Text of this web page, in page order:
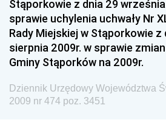
Dziennik Urzędowy Ministerstwa
Chemicznego i Lekkiego
Dziennik Urzędowy Ministerstwa
Gospodarki Żywnościowej
Społecznej
Dziennik Urzędowy Ministra
Stąporkowie z dnia 29
sprawie uchylenia uchwały Nr
Rady Miejskiej w Stąporkowie z
sierpnia 2009r. w sprawie
Gminy Stąporków na 2009r.
Dziennik Urzędowy Województwa
2009 nr 474 poz. 3451